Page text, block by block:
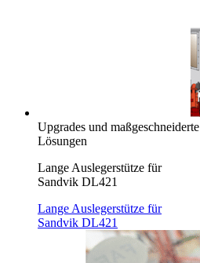
Upgrades und maßgeschneiderte
Lösungen
Lange Auslegerstütze für
Sandvik DL421
Lange Auslegerstütze für
Sandvik DL421